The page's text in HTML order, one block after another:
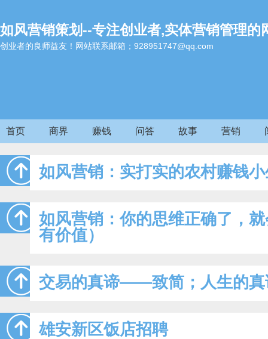
如风营销策划--专注创业者,实体营销管理的
创业者的良师益友！网站联系邮箱；928951747@qq.com
首页 商界 赚钱 问答 故事 营销
如风营销：实打实的农村赚钱
如风营销：你的思维正确了，
有价值）
交易的真谛——致简；人生的
雄安新区饭店招聘